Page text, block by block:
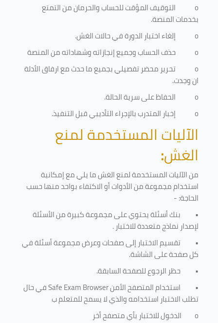
o
التوقيف المؤقت للحساب والحرمان من التمتع
بخدمات المنصة.
o
إلغاء اختبار الدورة في حالات الغش.
o
حذف الحساب وجميع إنجازاته وشهاداته من المنصة
o
تحرير محضر تفصيلي بجميع ما حدث مع ارفاق الأدلة
ان وجدت.
o
الحفاظ على سرية الحالة.
o
إخبار المتدرب بالإجراء التأديبي قبل التنفيذ.
الآليات المستخدمة لمنع
الغش:
من الآليات المستخدمة لمنع الغش ما يلي مع إمكانية
استخدام مجموعة من الأدوات أو الاكتفاء بواحد منها حسب
الحاجة: -
• بنك أسئلة يحتوي على مجموعة كبيرة من الأسئلة
لإصدار نماذج متعددة للاختبار.
• تقسيم الاختبار إلى صفحات وعرض مجموعة أسئلة في
كل صفحة على الشاشة.
• حظر الرجوع للصفحة السابقة.
• استخدام المتصفح الأمنSafe Exam Browserفي حال
تطلب الاختبار استخدامه والذي لا يسمح للمتعلم ب
o
الدخول للاختبار بأي متصفح أخر